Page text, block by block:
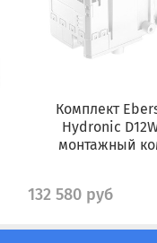
Комплект
Hydronic
монтажный
132 580 руб